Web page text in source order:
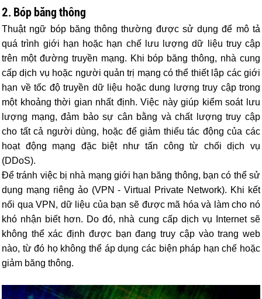
2. Bóp băng thông
Thuật ngữ bóp băng thông thường được sử dụng để mô tả
quá trình giới hạn hoặc hạn chế lưu lượng dữ liệu truy cập
trên một đường truyền mạng. Khi bóp băng thông, nhà cung
cấp dịch vụ hoặc người quản trị mạng có thể thiết lập các giới
hạn về tốc độ truyền dữ liệu hoặc dung lượng truy cập trong
một khoảng thời gian nhất định. Việc này giúp kiểm soát lưu
lượng mạng, đảm bảo sự cân bằng và chất lượng truy cập
cho tất cả người dùng, hoặc để giảm thiểu tác động của các
hoạt động mạng đặc biệt như tấn công từ chối dịch vụ
(DDoS).
Để tránh việc bị nhà mạng giới hạn băng thông, bạn có thể sử
dụng mạng riêng ảo (VPN - Virtual Private Network). Khi kết
nối qua VPN, dữ liệu của bạn sẽ được mã hóa và làm cho nó
khó nhận biết hơn. Do đó, nhà cung cấp dịch vụ Internet sẽ
không thể xác định được bạn đang truy cập vào trang web
nào, từ đó họ không thể áp dụng các biện pháp hạn chế hoặc
giảm băng thông.